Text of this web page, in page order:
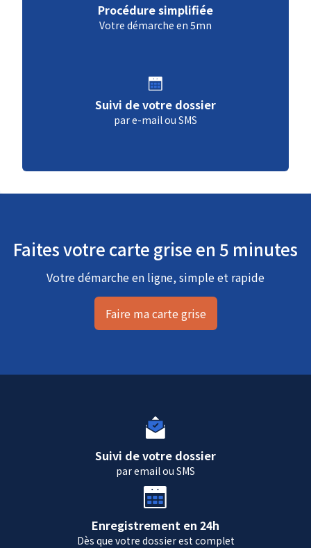
Procédure simplifiée
Votre démarche en 5mn
Suivi de votre dossier
par e-mail ou SMS
Faites votre carte grise en 5 minutes
Votre démarche en ligne, simple et rapide
Faire ma carte grise
Suivi de votre dossier
par email ou SMS
Enregistrement en 24h
Dès que votre dossier est complet